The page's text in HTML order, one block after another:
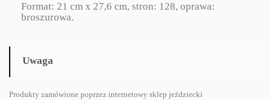
Format: 21 cm x 27,6 cm, stron: 128, oprawa:
broszurowa.
Uwaga
Produkty zamówione poprzez internetowy sklep jeździecki